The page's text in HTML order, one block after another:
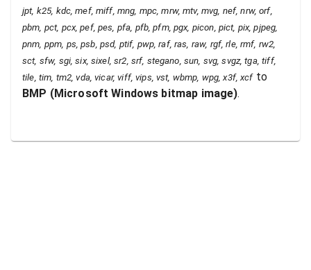
jpt, k25, kdc, mef, miff, mng, mpc, mrw, mtv, mvg, nef, nrw, orf,
pbm, pct, pcx, pef, pes, pfa, pfb, pfm, pgx, picon, pict, pix, pjpeg,
pnm, ppm, ps, psb, psd, ptif, pwp, raf, ras, raw, rgf, rle, rmf, rw2,
sct, sfw, sgi, six, sixel, sr2, srf, stegano, sun, svg, svgz, tga, tiff,
tile, tim, tm2, vda, vicar, viff, vips, vst, wbmp, wpg, x3f, xcfto
BMP (Microsoft Windows bitmap image).